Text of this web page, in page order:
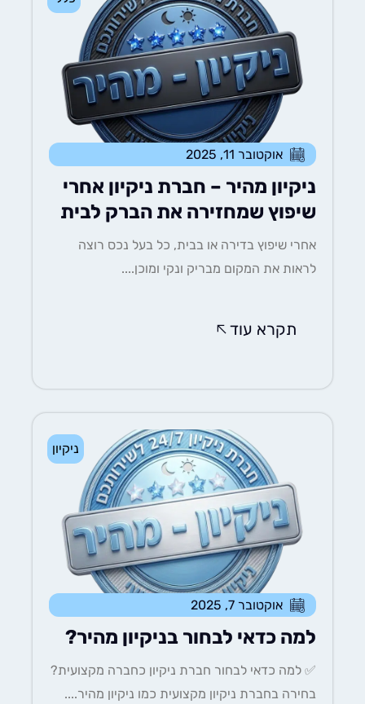
אוקטובר 11, 2025
ניקיון מהיר – חברת ניקיון אחרי
שיפוץ שמחזירה את הברק לבית
אחרי שיפוץ בדירה או בבית, כל בעל נכס רוצה
לראות את המקום מבריק ונקי ומוכן....
תקרא עוד
ניקיון
אוקטובר 7, 2025
למה כדאי לבחור בניקיון מהיר?
✅ למה כדאי לבחור חברת ניקיון כחברה מקצועית?
בחירה בחברת ניקיון מקצועית כמו ניקיון מהיר....